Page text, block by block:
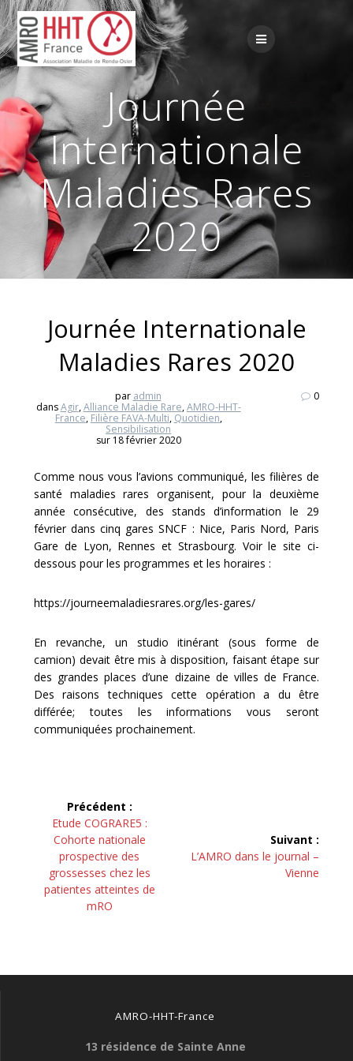
Passer
au
contenu
Journée
Internationale
Maladies Rares
2020
Journée Internationale
Maladies Rares 2020
par admin
dansAgir,Alliance Maladie Rare,AMRO-HHT-
France, Filière FAVA-Multi, Quotidien,
Sensibilisation
sur 18 février 2020
0
Comme nous vous l’avions communiqué, les filières de
santé maladies rares organisent, pour la deuxième
année consécutive, des stands d’information le 29
février dans cinq gares SNCF : Nice, Paris Nord, Paris
Gare de Lyon, Rennes et Strasbourg. Voir le site ci-
dessous pour les programmes et les horaires :
https://journeemaladiesrares.org/les-gares/
En revanche, un studio itinérant (sous forme de
camion) devait être mis à disposition, faisant étape sur
des grandes places d’une dizaine de villes de France.
Des raisons techniques cette opération a du être
différée; toutes les informations vous seront
communiquées prochainement.
Navigation
l’article
Précédent :
Article
précédent :
Etude COGRARE5 :
Cohorte nationale
prospective des
grossesses chez les
patientes atteintes de
mRO
Suivant :
Article
L’AMRO dans le journal –
Vienne
AMRO-HHT-France
13 résidence de Sainte Anne